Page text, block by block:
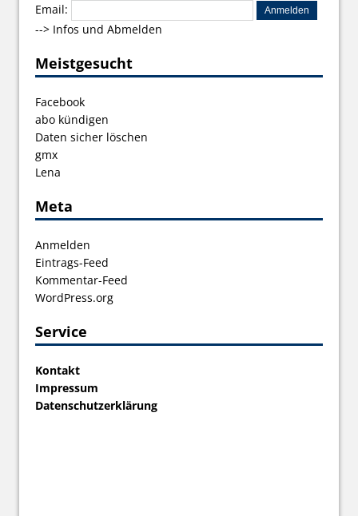
Email:
--> Infos und Abmelden
Meistgesucht
Facebook
abo kündigen
Daten sicher löschen
gmx
Lena
Meta
Anmelden
Eintrags-Feed
Kommentar-Feed
WordPress.org
Service
Kontakt
Impressum
Datenschutzerklärung